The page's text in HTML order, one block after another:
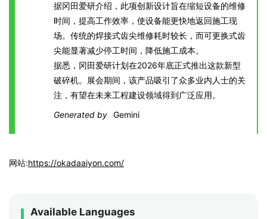
据冈田爱研介绍，此项创新设计旨在缩短设备的维修
时间，提高工作效率，使设备能更快地返回施工现
场。传统的焊接式齿尖维修耗时较长，而可更换式齿
尖能显著减少停工时间，降低施工成本。
据悉，冈田爱研计划在2026年底正式推出这款新型
破碎机。展会期间，该产品吸引了众多业内人士的关
注，有望在未来工程建设领域得到广泛应用。
Generated by Gemini
网站:https://okadaaiyon.com/
Available Languages